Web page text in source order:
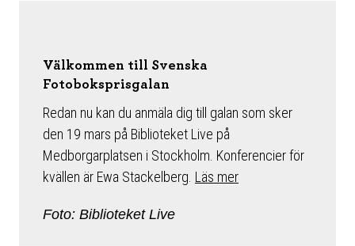
Välkommen till Svenska
Fotoboksprisgalan
Redan nu kan du anmäla dig till galan som sker
den 19 mars på Biblioteket Live på
Medborgarplatsen i Stockholm. Konferencier för
kvällen är Ewa Stackelberg. Läs mer
Foto: Biblioteket Live